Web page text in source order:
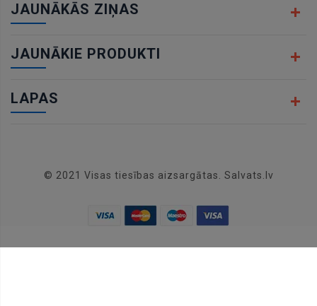
JAUNĀKĀS ZIŅAS
JAUNĀKIE PRODUKTI
LAPAS
© 2021 Visas tiesības aizsargātas. Salvats.lv